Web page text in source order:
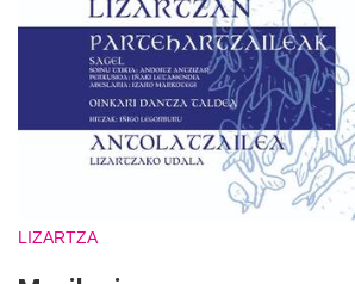
LIZARTZA